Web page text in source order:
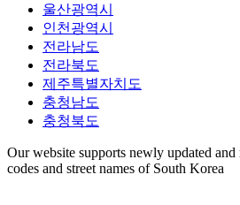
울산광역시
인천광역시
전라남도
전라북도
제주특별자치도
충청남도
충청북도
Our website supports newly updated
codes and street names of South Korea